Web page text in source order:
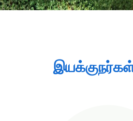
இயக்குநர்கள்